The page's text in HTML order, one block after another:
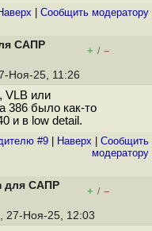
Cообщить модератору
САПР
+ / –
Ноя-25, 11:26
VLB или
386 было как-то
и в low detail.
#9 Наверх
Cообщить
модератору
для САПР
+ / –
27-Ноя-25, 12:03